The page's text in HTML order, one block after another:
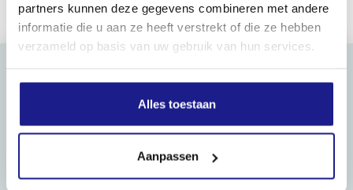
partners kunnen deze gegevens combineren met andere
informatie die u aan ze heeft verstrekt of die ze hebben
verzameld op basis van uw gebruik van hun services.
Alles toestaan
Aanpassen
MECHANISATIE FRANEKER
Kiehoek 26
8801 RD Franeker